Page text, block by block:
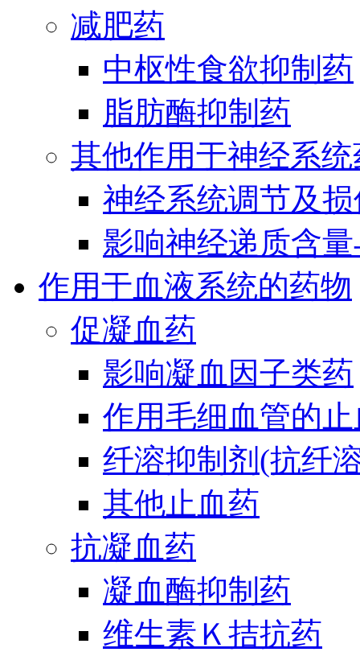
减肥药
中枢性食欲抑制药
脂肪酶抑制药
其他作用于神经系统
神经系统调节及
影响神经递质含
作用于血液系统的药物
促凝血药
影响凝血因子类药
作用毛细血管的
纤溶抑制剂(抗纤
其他止血药
抗凝血药
凝血酶抑制药
维生素Ｋ拮抗药